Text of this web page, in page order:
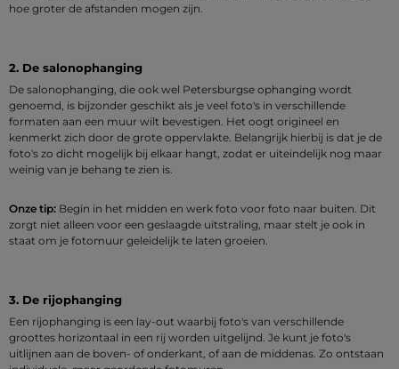
hoe groter de afstanden mogen zijn.
2. De salonophanging
De salonophanging, die ook wel Petersburgse ophanging wordt
genoemd, is bijzonder geschikt als je veel foto's in verschillende
formaten aan een muur wilt bevestigen. Het oogt origineel en
kenmerkt zich door de grote oppervlakte. Belangrijk hierbij is dat je de
foto's zo dicht mogelijk bij elkaar hangt, zodat er uiteindelijk nog maar
weinig van je behang te zien is.
Onze tip: Begin in het midden en werk foto voor foto naar buiten. Dit
zorgt niet alleen voor een geslaagde uitstraling, maar stelt je ook in
staat om je fotomuur geleidelijk te laten groeien.
3. De rijophanging
Een rijophanging is een lay-out waarbij foto's van verschillende
groottes horizontaal in een rij worden uitgelijnd. Je kunt je foto's
uitlijnen aan de boven- of onderkant, of aan de middenas. Zo ontstaan